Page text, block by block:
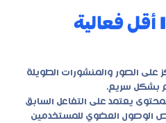
لماذا Instagram أقل فعالية
على الصور والمنشورات الطويلة
بشكل سريع.
يعتمد على التفاعل السابق
الوصول العضوي للمستخدمين